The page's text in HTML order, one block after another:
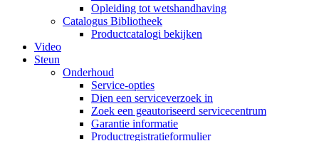
Opleiding tot wetshandhaving
Catalogus Bibliotheek
Productcatalogi bekijken
Video
Steun
Onderhoud
Service-opties
Dien een serviceverzoek in
Zoek een geautoriseerd servicecentrum
Garantie informatie
Productregistratieformulier